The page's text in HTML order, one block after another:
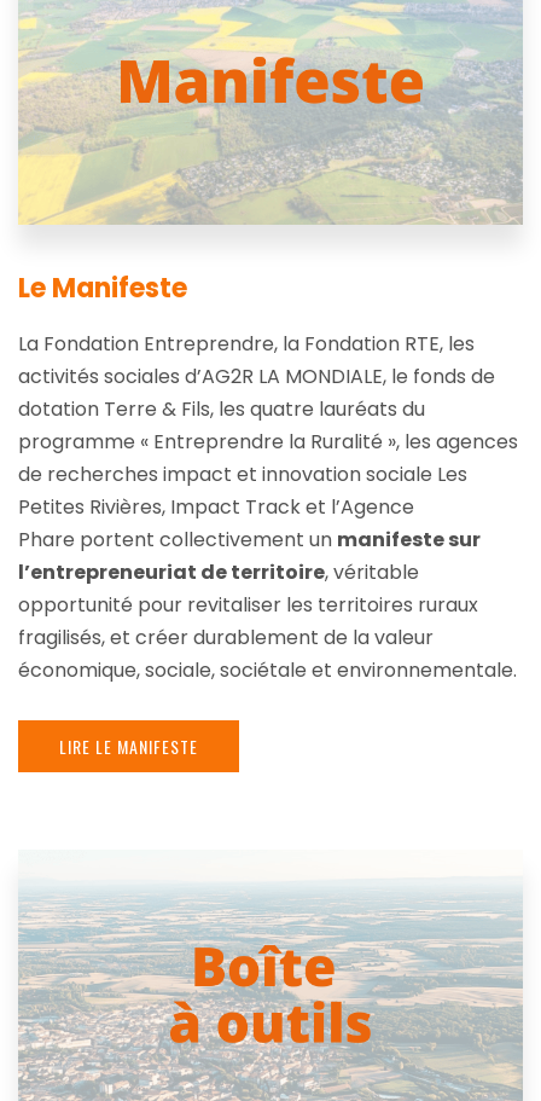
Le Manifeste
La Fondation Entreprendre, la Fondation RTE, les
activités sociales d’AG2R LA MONDIALE, le fonds de
dotation Terre & Fils, les quatre lauréats du
programme « Entreprendre la Ruralité », les agences
de recherches impact et innovation sociale Les
Petites Rivières, Impact Tracket l’Agence
Phare portent collectivement un manifeste sur
l’entrepreneuriat de territoire, véritable
opportunité pour revitaliser les territoires ruraux
fragilisés, et créer durablement de la valeur
économique, sociale, sociétale et environnementale.
LIRE LE MANIFESTE